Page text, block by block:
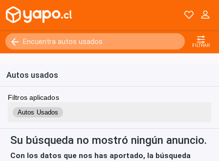
FILTRAR
Autos usados
Filtros aplicados
Autos Usados
Su búsqueda no mostró ningún anuncio.
Con los datos que nos has aportado, la búsqueda
Kilómetros